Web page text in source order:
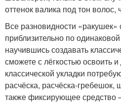
оттенок валика под тон
Все разновидности «ракушек»
приблизительно по
научившись создавать
сможете с лёгкостью освоить
классической укладки
расчёска, расчёска-
также фиксирующее средство